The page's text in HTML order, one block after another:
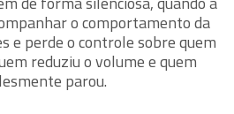
o comportamento da
e perde o controle sobre quem
reduziu o volume e quem
parou.